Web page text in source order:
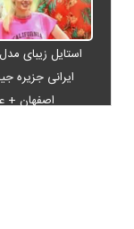
استایل زیبای
ایرانی جزیره
اصفهان